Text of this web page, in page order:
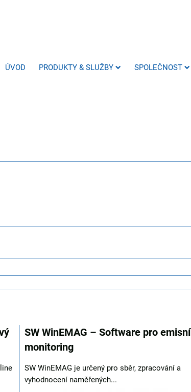
ÚVOD PRODUKTY & SLUŽBY SPOLEČNOST
SW WinEMAG – Software pro emisní
monitoring
SW WinEMAG je určený pro sběr, zpracování a
vyhodnocení naměřených...